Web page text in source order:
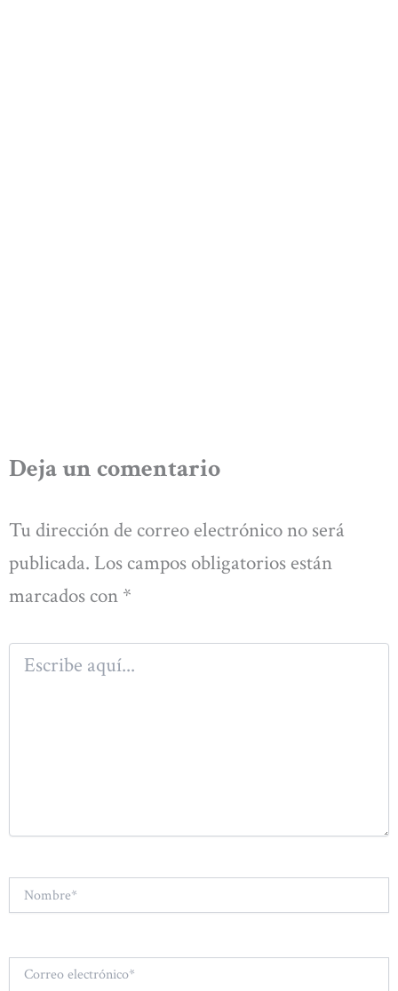
Deja un comentario
Tu dirección de correo electrónico no será
publicada. Los campos obligatorios están
marcados con *
Escribe
aquí...
Correo
electrónico*